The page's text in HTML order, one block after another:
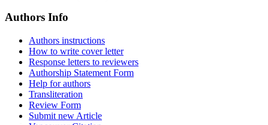
Authors Info
Authors instructions
How to write cover letter
Response letters to reviewers
Authorship Statement Form
Help for authors
Transliteration
Review Form
Submit new Article